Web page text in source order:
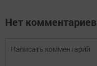
Нет комментариев